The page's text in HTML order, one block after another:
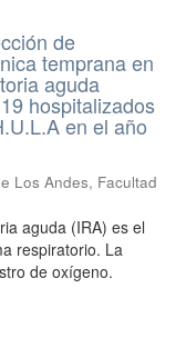
de
temprana en
aguda
hospitalizados
en el año
Los Andes, Facultad
aguda (IRA) es el
respiratorio. La
de oxígeno.